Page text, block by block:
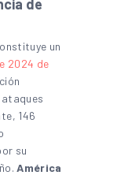
de
un
2024 de
146
su
América